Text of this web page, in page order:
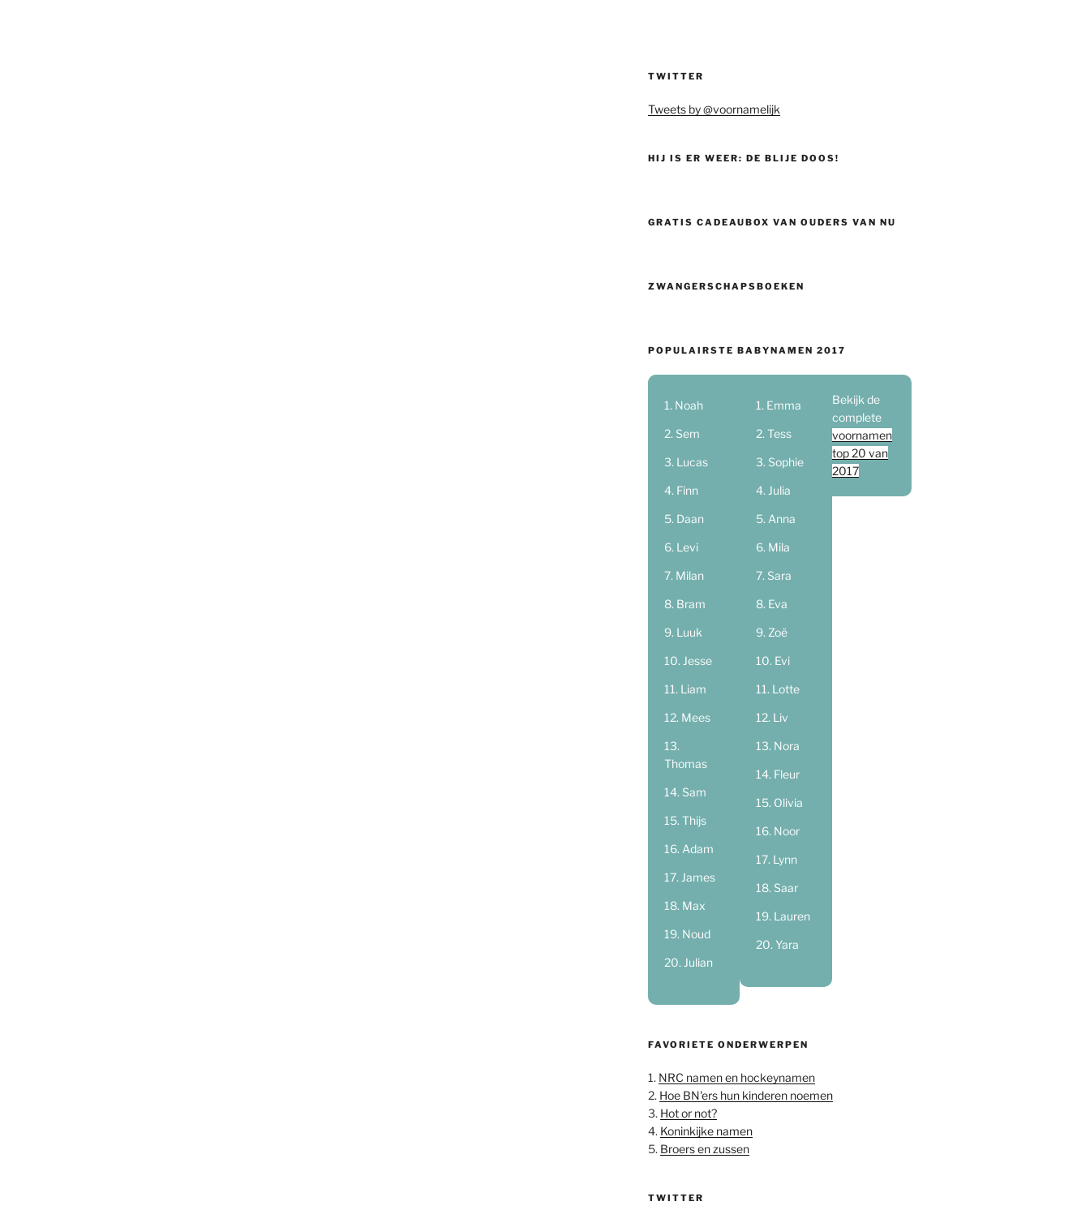
TWITTER
Tweets by @voornamelijk
HIJ IS ER WEER: DE BLIJE DOOS!
GRATIS CADEAUBOX VAN OUDERS VAN NU
ZWANGERSCHAPSBOEKEN
POPULAIRSTE BABYNAMEN 2017
Noah
Sem
Lucas
Finn
Daan
Levi
Milan
Bram
Luuk
Jesse
Liam
Mees
Thomas
Sam
Thijs
Adam
James
Max
Noud
Julian
Emma
Tess
Sophie
Julia
Anna
Mila
Sara
Eva
Zoë
Evi
Lotte
Liv
Nora
Fleur
Olivia
Noor
Lynn
Saar
Lauren
Yara
Bekijk de
complete
voornamen
top 20 van
2017
FAVORIETE ONDERWERPEN
1. NRC namen en hockeynamen
2. Hoe BN'ers hun kinderen noemen
3. Hot or not?
4. Koninkijke namen
5. Broers en zussen
TWITTER